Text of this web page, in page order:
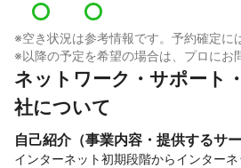
※空き状況は参考情報です。予約確定に
※以降の予定を希望の場合は、プロにお
ネットワーク・サポート
社について
自己紹介（事業内容・提供するサー
インターネット初期段階からインター